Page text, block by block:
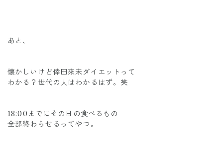
あと、
懐かしいけど倖田來未ダイエットって
わかる？世代の人はわかるはず。笑
18:00までにその日の食べるもの
全部終わらせるってやつ。